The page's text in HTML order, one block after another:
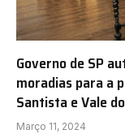
Governo de SP
moradias para a
Santista e Vale
Março 11, 2024